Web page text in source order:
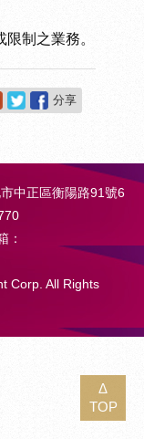
Δ
TOP
制之業務。
分享
中正區衡陽路91號6
：
Corp. All Rights